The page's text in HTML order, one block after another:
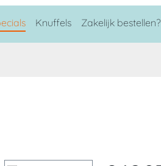
Knuffels Zakelijk bestellen?